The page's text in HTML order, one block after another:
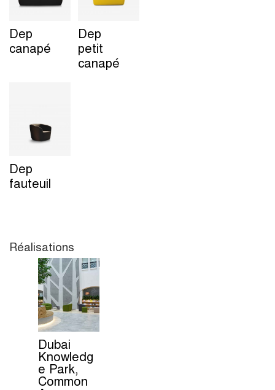
Dep
canapé
Dep
petit
canapé
Dep
fauteuil
Réalisations
Dubai
Knowledg
e Park,
Common